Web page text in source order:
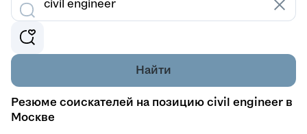
Найти
Резюме соискателей на позицию civil engineer в
Москве